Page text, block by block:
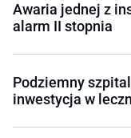
Awaria jednej z
alarm II stopnia
Podziemny
inwestycja w